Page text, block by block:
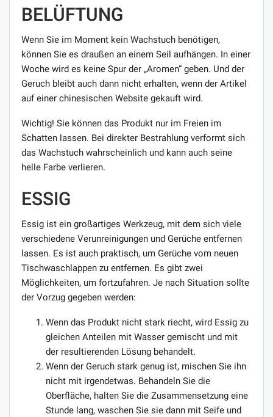
BELÜFTUNG
Wenn Sie im Moment kein Wachstuch benötigen,
können Sie es draußen an einem Seil aufhängen. In einer
Woche wird es keine Spur der „Aromen“ geben. Und der
Geruch bleibt auch dann nicht erhalten, wenn der Artikel
auf einer chinesischen Website gekauft wird.
Wichtig! Sie können das Produkt nur im Freien im
Schatten lassen. Bei direkter Bestrahlung verformt sich
das Wachstuch wahrscheinlich und kann auch seine
helle Farbe verlieren.
ESSIG
Essig ist ein großartiges Werkzeug, mit dem sich viele
verschiedene Verunreinigungen und Gerüche entfernen
lassen. Es ist auch praktisch, um Gerüche vom neuen
Tischwaschlappen zu entfernen. Es gibt zwei
Möglichkeiten, um fortzufahren. Je nach Situation sollte
der Vorzug gegeben werden:
Wenn das Produkt nicht stark riecht, wird Essig zu
gleichen Anteilen mit Wasser gemischt und mit
der resultierenden Lösung behandelt.
Wenn der Geruch stark genug ist, mischen Sie ihn
nicht mit irgendetwas. Behandeln Sie die
Oberfläche, halten Sie die Zusammensetzung eine
Stunde lang, waschen Sie sie dann mit Seife und